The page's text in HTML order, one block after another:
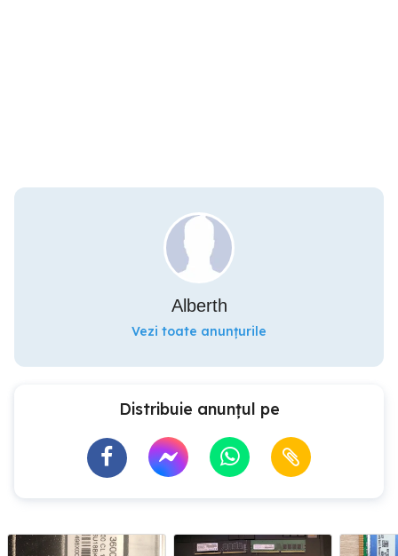
Alberth
Vezi toate anunțurile
Distribuie anunțul pe